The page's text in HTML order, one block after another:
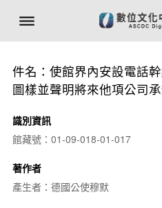
件名：使館界內安設電話
圖樣並聲明將來他項公司
識別資訊
館藏號：01-09-018-01-017
著作者
產生者：德國公使穆默